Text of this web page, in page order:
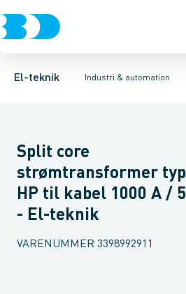
El-teknik Industri & automation
Afbrydere, stikkontakter &
Industristiksystemer
Motorbetjening for effektafbryder
Split core
strømtransformer
HP til kabel 1000 A /
- El-teknik
VARENUMMER 3398992911